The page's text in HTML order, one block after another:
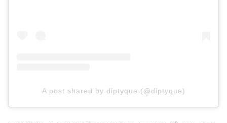
A post shared by diptyque (@diptyque)